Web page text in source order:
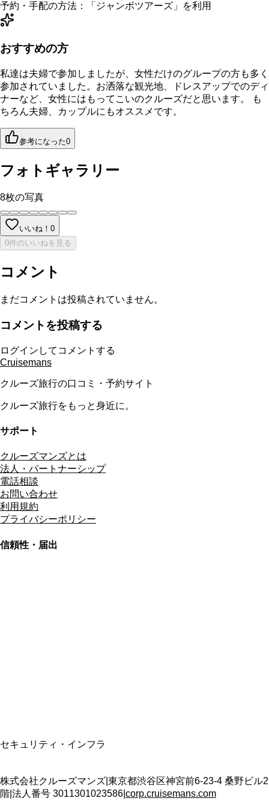
予約・手配の方法： 「 ジャンボツアーズ 」を利用
おすすめの方
私達は夫婦で参加しましたが、女性だけのグループの方も多く
参加されていました。お洒落な観光地、ドレスアップでのディ
ナーなど、女性にはもってこいのクルーズだと思います。 も
ちろん夫婦、カップルにもオススメです。
参考になった0
フォトギャラリー
8枚の写真
いいね！ 0
0件のいいねを見る
コメント
まだコメントは投稿されていません。
コメントを投稿する
ログインしてコメントする
Cruisemans
クルーズ旅行の口コミ・予約サイト
クルーズ旅行をもっと身近に。
サポート
クルーズマンズとは
法人・パートナーシップ
電話相談
お問い合わせ
利用規約
プライバシーポリシー
信頼性・届出
セキュリティ・インフラ
株式会社クルーズマンズ 東京都渋谷区神宮前6-23-4 桑野ビル2
階 法人番号 3011301023586 corp.cruisemans.com